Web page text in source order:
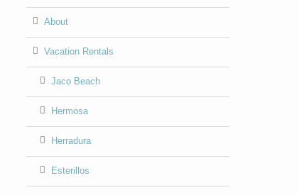
About
Vacation Rentals
Jaco Beach
Hermosa
Herradura
Esterillos